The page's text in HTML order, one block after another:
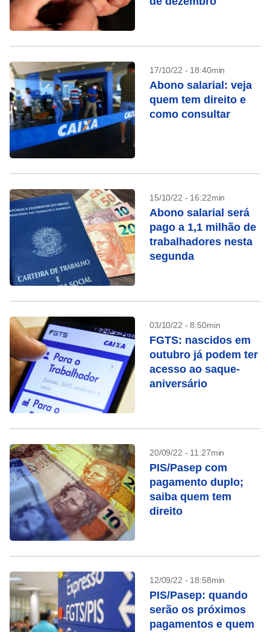
17/10/22 - 18:40min
Abono salarial: veja
quem tem direito e
como consultar
15/10/22 - 16:22min
Abono salarial será
pago a 1,1 milhão de
trabalhadores nesta
segunda
03/10/22 - 8:50min
FGTS: nascidos em
outubro já podem ter
acesso ao saque-
aniversário
20/09/22 - 11:27min
PIS/Pasep com
pagamento duplo;
saiba quem tem
direito
12/09/22 - 18:58min
PIS/Pasep: quando
serão os próximos
pagamentos e quem